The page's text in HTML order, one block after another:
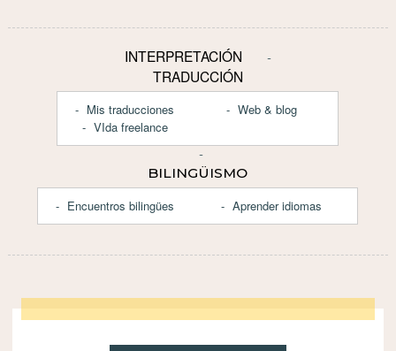
INTERPRETACIÓN
TRADUCCIÓN
Mis traducciones
VIda freelance
Web & blog
BILINGÜISMO
Encuentros bilingües
Aprender idiomas